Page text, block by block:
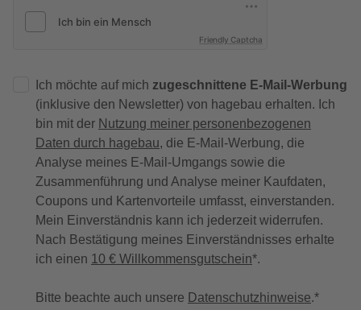
Friendly Captcha
Ich möchte auf mich zugeschnittene E-Mail-Werbung
(inklusive den Newsletter) von hagebau erhalten. Ich
bin mit der Nutzung meiner personenbezogenen
Daten durch hagebau, die E-Mail-Werbung, die
Analyse meines E-Mail-Umgangs sowie die
Zusammenführung und Analyse meiner Kaufdaten,
Coupons und Kartenvorteile umfasst, einverstanden.
Mein Einverständnis kann ich jederzeit widerrufen.
Nach Bestätigung meines Einverständnisses erhalte
ich einen 10 € Willkommensgutschein*.
Bitte beachte auch unsere Datenschutzhinweise.